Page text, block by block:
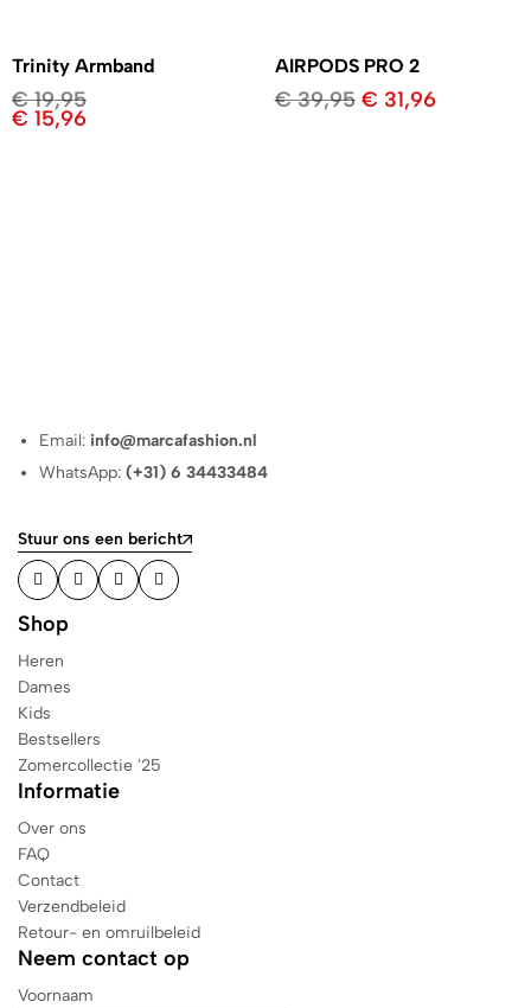
Trinity Armband
€19,95
€ 15,96
AIRPODS PRO 2
€39,95 € 31,96
Email: info@marcafashion.nl
WhatsApp:(+31) 6 34433484
Stuur ons een bericht
Shop
Heren
Dames
Kids
Bestsellers
Zomercollectie '25
Informatie
Over ons
FAQ
Contact
Verzendbeleid
Retour- en omruilbeleid
Neem contact op
Voornaam